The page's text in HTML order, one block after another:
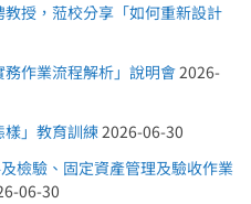
教授，蒞校分享「如何重新設計
作業流程解析」說明會2026-
」教育訓練2026-06-30
檢驗、固定資產管理及驗收作業
06-30